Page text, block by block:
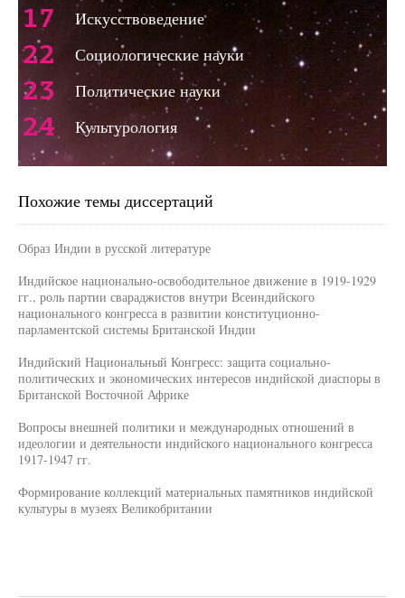
17 Искусствоведение
22 Социологические науки
23 Политические науки
24 Культурология
Похожие темы диссертаций
Образ Индии в русской литературе
Индийское национально-освободительное движение в 1919-1929
гг., роль партии свараджистов внутри Всеиндийского
национального конгресса в развитии конституционно-
парламентской системы Британской Индии
Индийский Национальный Конгресс: защита социально-
политических и экономических интересов индийской диаспоры в
Британской Восточной Африке
Вопросы внешней политики и международных отношений в
идеологии и деятельности индийского национального конгресса
1917-1947 гг.
Формирование коллекций материальных памятников индийской
культуры в музеях Великобритании